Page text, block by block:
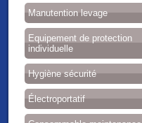
Manutention levage
Equipement de protection
individuelle
Hygiène sécurité
Électroportatif